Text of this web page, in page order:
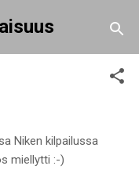
Niken kilpailussa
miellytti :-)